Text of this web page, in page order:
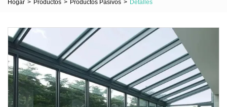
Hogar > Productos > Productos Pasivos > Detalles